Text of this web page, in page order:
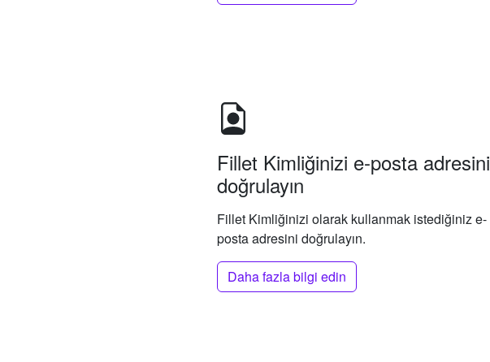
Fillet Kimliğinizi e-posta adresini
doğrulayın
Fillet Kimliğinizi olarak kullanmak istediğiniz e-
posta adresini doğrulayın.
Daha fazla bilgi edin